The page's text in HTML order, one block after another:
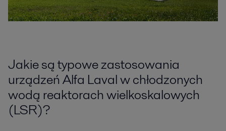
Jakie są typowe zastosowania
urządzeń Alfa Laval w chłodzonych
wodą reaktorach wielkoskalowych
(LSR)?